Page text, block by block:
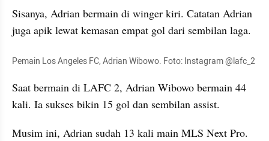
Sisanya, Adrian bermain di winger kiri. Catatan Adrian
juga apik lewat kemasan empat gol dari sembilan laga.
Pemain Los Angeles FC, Adrian Wibowo. Foto: Instagram @lafc_2
Saat bermain di LAFC 2, Adrian Wibowo bermain 44
kali. Ia sukses bikin 15 gol dan sembilan assist.
Musim ini, Adrian sudah 13 kali main MLS Next Pro.